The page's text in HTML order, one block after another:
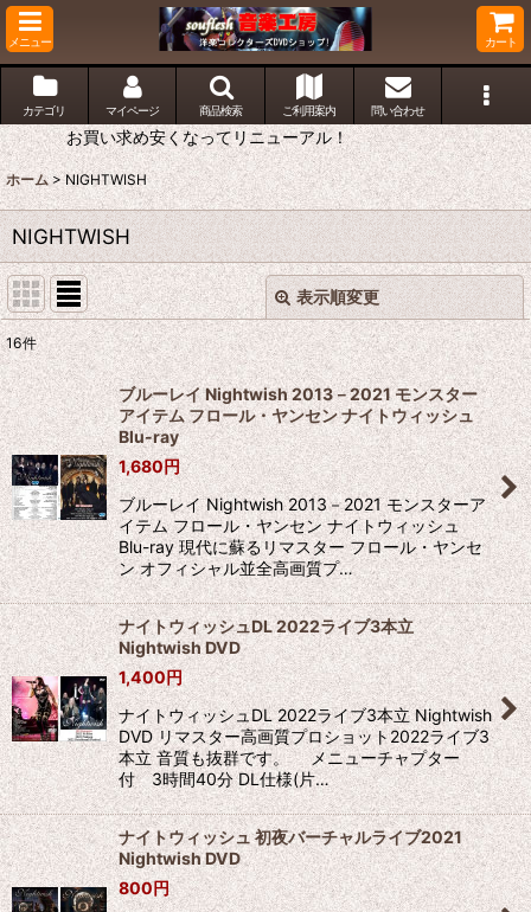
メニュー カート
カテゴリ マイページ 商品検索 ご利用案内 問い合わせ
お買い求め安くなってリニューアル！
ホーム > NIGHTWISH
NIGHTWISH
表示順変更
表示数:
並び順:
絞り込む
閉じる
16件
ブルーレイ Nightwish 2013－2021 モンスター
アイテム フロール・ヤンセン ナイトウィッシュ
Blu-ray
1,680円
ブルーレイ Nightwish 2013－2021 モンスターア
イテム フロール・ヤンセン ナイトウィッシュ
Blu-ray 現代に蘇るリマスター フロール・ヤンセ
ン オフィシャル並全高画質プ…
ナイトウィッシュDL 2022ライブ3本立
Nightwish DVD
1,400円
ナイトウィッシュDL 2022ライブ3本立 Nightwish
DVD リマスター高画質プロショット2022ライブ3
本立 音質も抜群です。 メニューチャプター
付 3時間40分 DL仕様(片…
ナイトウィッシュ 初夜バーチャルライブ2021
Nightwish DVD
800円